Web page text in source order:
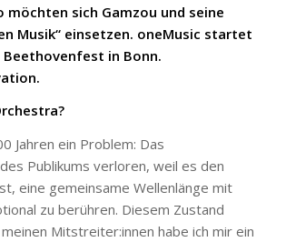
möchten sich Gamzou und seine
Musik“ einsetzen. oneMusic startet
Beethovenfest in Bonn.
Jahren ein Problem: Das
Publikums verloren, weil es den
eine gemeinsame Wellenlänge mit
zu berühren. Diesem Zustand
Mitstreiter:innen habe ich mir ein